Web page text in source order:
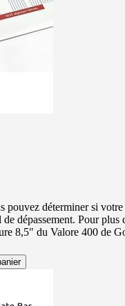
pouvez déterminer si
dépassement. Pour
8,5" du Valore 400 de